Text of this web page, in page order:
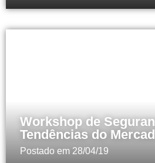
Workshop de
Tendências do
Postado em 28/04/19